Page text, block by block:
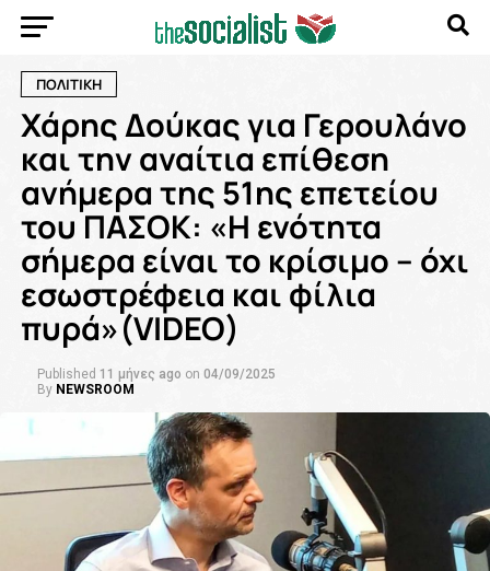
ΠΟΛΙΤΙΚΗ
Χάρης Δούκας για Γερουλάνο
και την αναίτια επίθεση
ανήμερα της 51ης επετείου
του ΠΑΣΟΚ: «Η ενότητα
σήμερα είναι το κρίσιμο – όχι
εσωστρέφεια και φίλια
πυρά»(VIDEO)
Published 11 μήνες ago on 04/09/2025
By NEWSROOM